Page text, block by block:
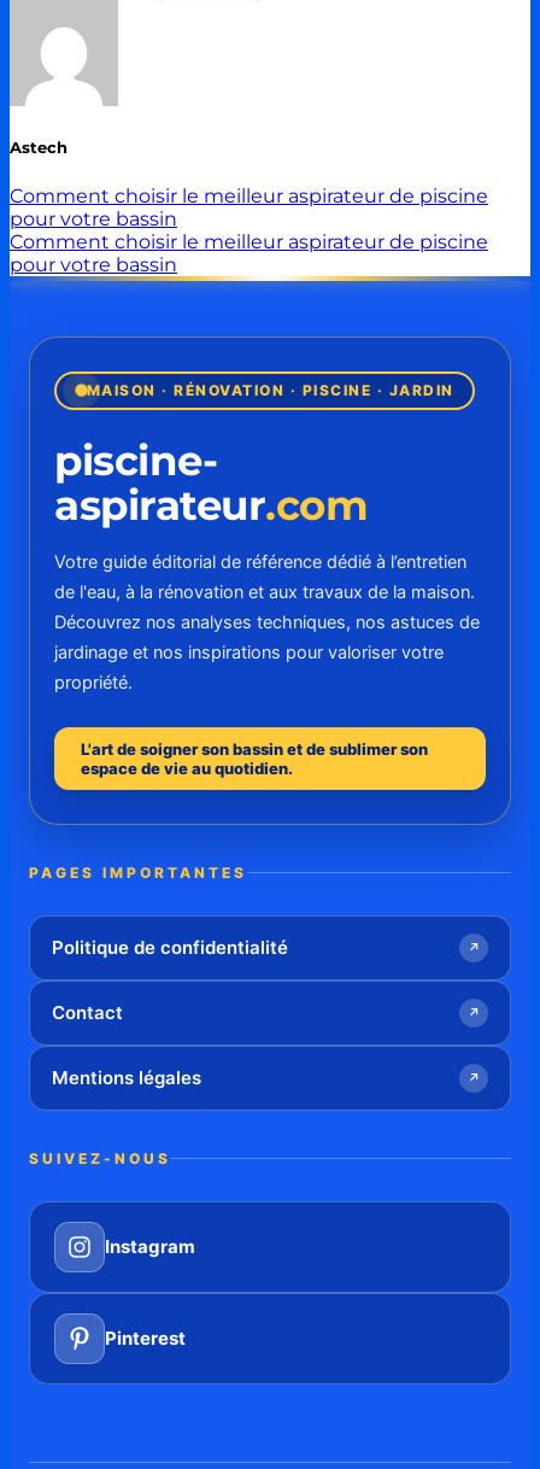
Astech
Comment choisir le meilleur aspirateur de piscine
pour votre bassin
Comment choisir le meilleur aspirateur de piscine
pour votre bassin
MAISON · RÉNOVATION · PISCINE · JARDIN
piscine-
aspirateur.com
Votre guide éditorial de référence dédié à l’entretien
de l'eau, à la rénovation et aux travaux de la maison.
Découvrez nos analyses techniques, nos astuces de
jardinage et nos inspirations pour valoriser votre
propriété.
L'art de soigner son bassin et de sublimer son
espace de vie au quotidien.
PAGES IMPORTANTES
Politique de confidentialité ↗
Contact ↗
Mentions légales ↗
SUIVEZ-NOUS
Instagram
Pinterest